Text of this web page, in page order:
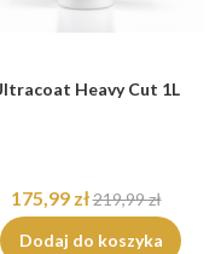
Heavy Cut 1L
175,99 zł219,99 zł
Dodaj do koszyka